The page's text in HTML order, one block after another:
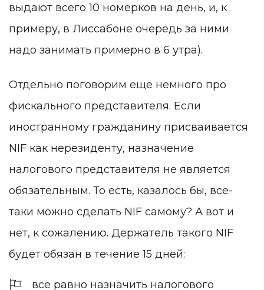
выдают всего 10 номерков на день, и, к
примеру, в Лиссабоне очередь за ними
надо занимать примерно в 6 утра).
Отдельно поговорим еще немного про
фискального представителя. Если
иностранному гражданину присваивается
NIF как нерезиденту, назначение
налогового представителя не является
обязательным. То есть, казалось бы, все-
таки можно сделать NIF самому? А вот и
нет, к сожалению. Держатель такого NIF
будет обязан в течение 15 дней:
все равно назначить налогового